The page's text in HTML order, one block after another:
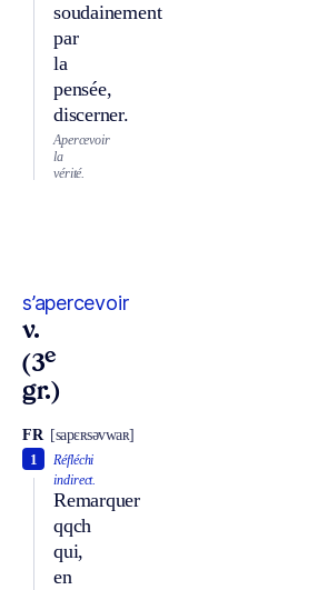
soudainement
par
la
pensée,
discerner.
Apercevoir
la
vérité.
s’apercevoir
v.
(3e
gr.)
FR [sapɛʀsəvwaʀ]
Réfléchi
indirect.
Remarquer
qqch
qui,
en
1